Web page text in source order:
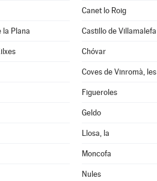
Canet lo Roig
la Plana Castillo de Villamalefa
Chóvar
Coves de Vinromà, les
Figueroles
Geldo
Llosa, la
Moncofa
Nules